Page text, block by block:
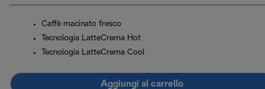
Caffè macinato fresco
Tecnologia LatteCrema Hot
Tecnologia LatteCrema Cool
Aggiungi al carrello